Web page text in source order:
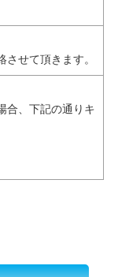
せて頂きます。
合、下記の通りキ